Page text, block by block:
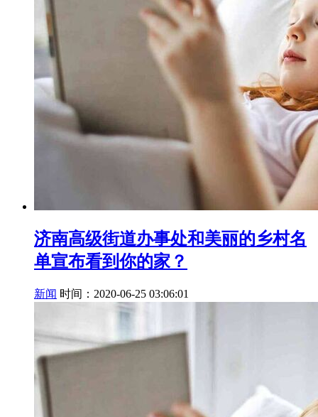
济南高级街道办事处和美丽的乡村名
单宣布看到你的家？
新闻 时间：2020-06-25 03:06:01